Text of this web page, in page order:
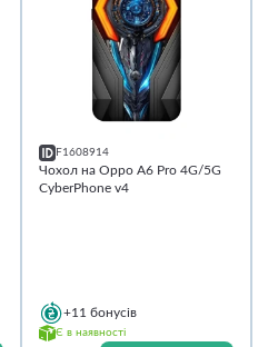
F1608914
Чохол на Oppo A6 Pro 4G/5G
CyberPhone v4
+11 бонусів
Є в наявності